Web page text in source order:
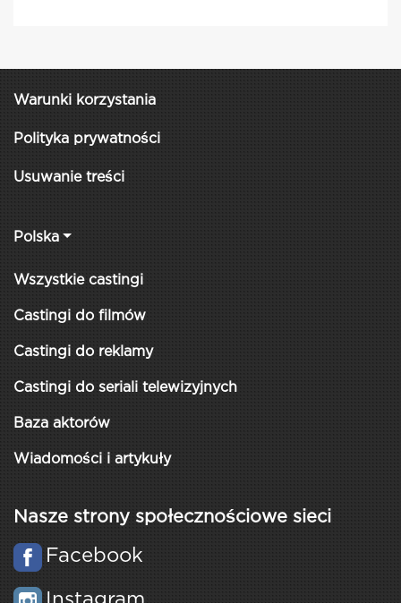
Warunki korzystania
Polityka prywatności
Usuwanie treści
Polska
Wszystkie castingi
Castingi do filmów
Castingi do reklamy
Castingi do seriali telewizyjnych
Baza aktorów
Wiadomości i artykuły
Nasze strony społecznościowe sieci
Facebook